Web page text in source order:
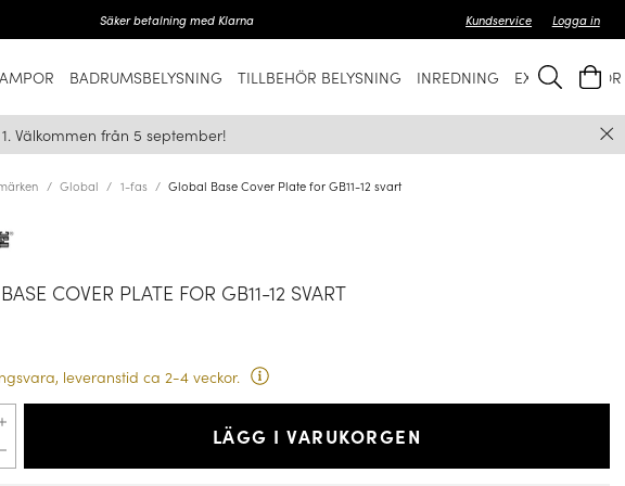
Säker betalning med Klarna Kundservice Logga in
BADRUMSBELYSNING TILLBEHÖR BELYSNING INREDNING EXKLUSIVT
Välkommen från 5 september!
Global 1-fas Global Base Cover Plate for GB11-12 svart
COVER PLATE FOR GB11-12 SVART
leveranstid ca 2-4 veckor.
LÄGG I VARUKORGEN